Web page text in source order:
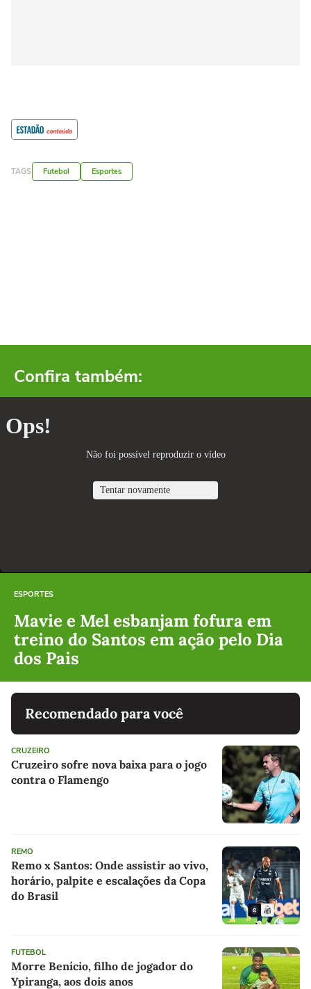
TAGS Futebol Esportes
Confira também:
ESPORTES
Mavie e Mel esbanjam fofura em
treino do Santos em ação pelo Dia
dos Pais
Recomendado para você
CRUZEIRO
Cruzeiro sofre nova baixa para o jogo
contra o Flamengo
REMO
Remo x Santos: Onde assistir ao vivo,
horário, palpite e escalações da Copa
do Brasil
FUTEBOL
Morre Benício, filho de jogador do
Ypiranga, aos dois anos